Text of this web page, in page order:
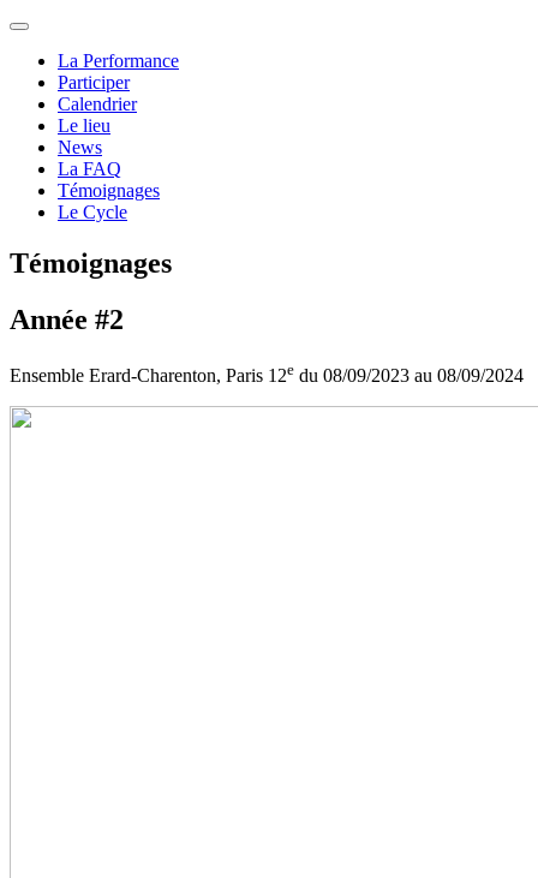
La Performance
Participer
Calendrier
Le lieu
News
La FAQ
Témoignages
Le Cycle
Témoignages
Année #2
Ensemble Erard-Charenton, Paris 12e du 08/09/2023 au 08/09/2024